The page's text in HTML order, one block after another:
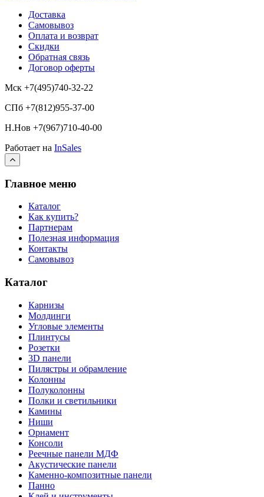
Доставка
Самовывоз
Оплата и возврат
Скидки
Обратная связь
Договор оферты
Мск +7(495)740-32-22
СПб +7(812)955-37-00
Н.Нов +7(967)710-40-00
Работает на InSales
Главное меню
Каталог
Как купить?
Партнерам
Полезная информация
Контакты
Самовывоз
Каталог
Карнизы
Молдинги
Угловые элементы
Плинтусы
Розетки
3D панели
Пилястры и обрамление
Колонны
Полуколонны
Полки и светильники
Камины
Ниши
Орнамент
Консоли
Реечные панели МДФ
Акустические панели
Каменно-композитные панели
Панно